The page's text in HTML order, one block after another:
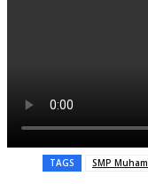
TAGS SMP